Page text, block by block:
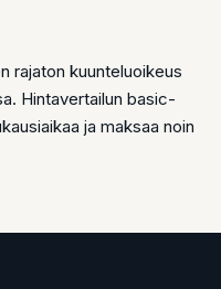
rajaton kuunteluoikeus
Hintavertailun basic-
ja maksaa noin